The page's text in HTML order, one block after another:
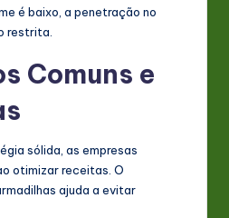
é baixo, a penetração no
restrita.
Comuns e
sólida, as empresas
otimizar receitas. O
ajuda a evitar